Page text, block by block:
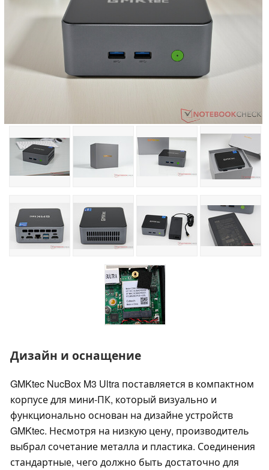
Дизайн и оснащение
GMKtec NucBox M3 Ultra поставляется в компактном
корпусе для мини-ПК, который визуально и
функционально основан на дизайне устройств
GMKtec. Несмотря на низкую цену, производитель
выбрал сочетание металла и пластика. Соединения
стандартные, чего должно быть достаточно для